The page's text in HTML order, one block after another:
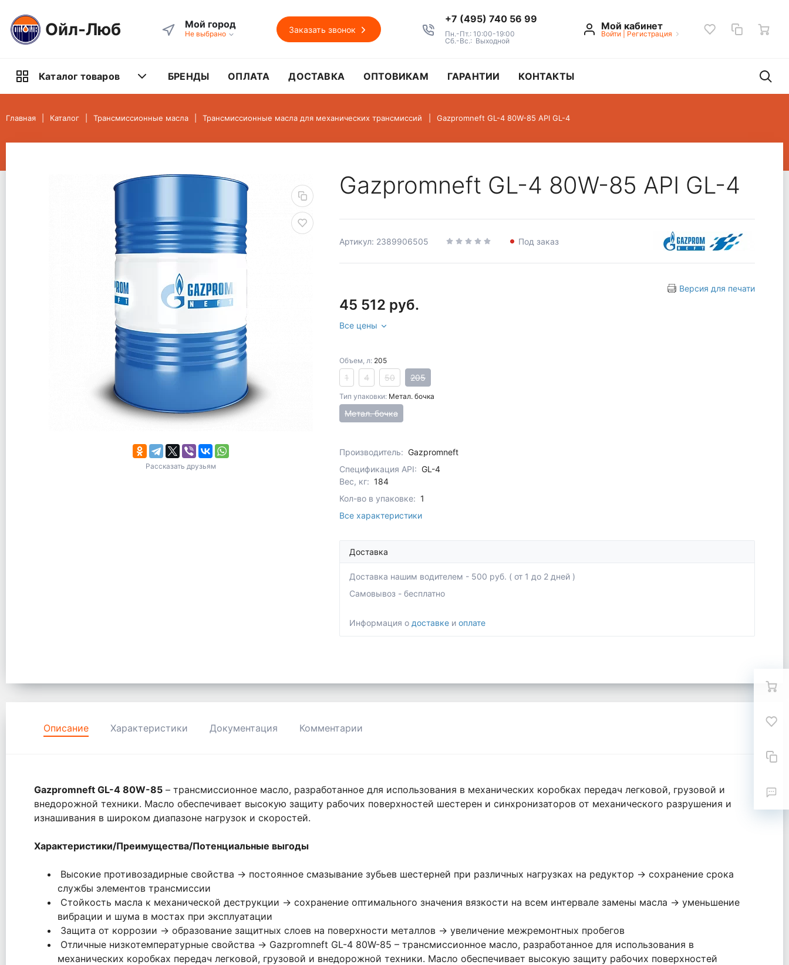
Ойл-Люб Мой город
Не выбрано Заказать звонок
+7 (495) 740 56 99
Пн.-Пт.: 10:00-19:00
Сб.-Вс.: Выходной
Мой кабинет
Войти| Регистрация
Каталог товаров БРЕНДЫ ОПЛАТА ДОСТАВКА ОПТОВИКАМ ГАРАНТИИ КОНТАКТЫ
Главная Каталог Трансмиссионные масла Трансмиссионные масла для механических трансмиссий Gazpromneft GL-4 80W-85 API GL-4
Рассказать друзьям
Gazpromneft GL-4 80W-85 API GL-4
Артикул: 2389906505 Под заказ
Версия для печати
45 512 руб.
Все цены
Объем, л: 205
1 4 50 205
Тип упаковки: Метал. бочка
Метал. бочка
Производитель: Gazpromneft
Спецификация API: GL-4
Вес, кг: 184
Кол-во в упаковке: 1
Все характеристики
Доставка
Доставка нашим водителем - 500 руб. ( от 1 до 2 дней )
Самовывоз - бесплатно
Информация о доставке и оплате
Описание Характеристики Документация Комментарии
Gazpromneft GL-4 80W-85 – трансмиссионное масло, разработанное для использования в механических коробках передач легковой, грузовой и
внедорожной техники. Масло обеспечивает высокую защиту рабочих поверхностей шестерен и синхронизаторов от механического разрушения и
изнашивания в широком диапазоне нагрузок и скоростей.
Характеристики/Преимущества/Потенциальные выгоды
Высокие противозадирные свойства → постоянное смазывание зубьев шестерней при различных нагрузках на редуктор → сохранение срока
службы элементов трансмиссии
Стойкость масла к механической деструкции → сохранение оптимального значения вязкости на всем интервале замены масла → уменьшение
вибрации и шума в мостах при эксплуатации
Защита от коррозии → образование защитных слоев на поверхности металлов → увеличение межремонтных пробегов
Отличные низкотемпературные свойства → Gazpromneft GL-4 80W-85 – трансмиссионное масло, разработанное для использования в
механических коробках передач легковой, грузовой и внедорожной техники. Масло обеспечивает высокую защиту рабочих поверхностей